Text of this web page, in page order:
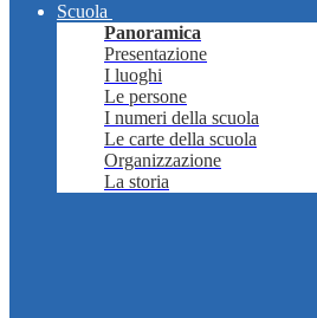
Scuola
Panoramica
Presentazione
I luoghi
Le persone
I numeri della scuola
Le carte della scuola
Organizzazione
La storia